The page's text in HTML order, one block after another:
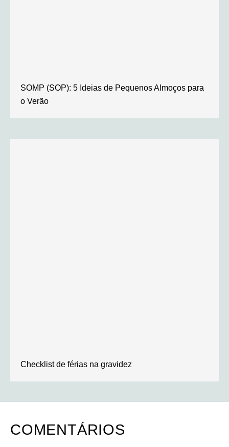
SOMP (SOP): 5 Ideias de Pequenos Almoços para
o Verão
Checklist de férias na gravidez
COMENTÁRIOS